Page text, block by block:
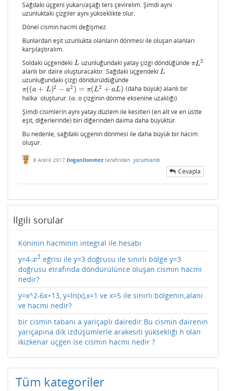
Sağdaki üçgeni yukarı/aşağı ters çevirelim. Şimdi aynı
uzunluktaki çizgiler aynı yükseklikte olur.
Dönel cismin hacmi değişmez.
Bunlardan eşit uzunlukta olanların dönmesi ile oluşan alanları
karşılaştıralım.
Soldaki üçgendeki L
L uzunluğundaki yatay çizgi döndüğünde πL2
πL2
alanlı bir daire oluşturacaktır. Sağdaki üçgendeki L
L
uzunluğundaki çizgi döndürüldüğünde
π((a + L)2 − a2 ) = π(L2 + aL)
π((a+ L)2 −a2 =π (L2+ aL
(daha büyük) alanlı bir
halka oluşturur. (a
a: o çizginin dönme eksenine uzaklığı)
Şimdi cisimlerin aynı yatay düzlem ile kesitleri (en alt ve en üstte
eşit, diğerlerinde) biri diğerinden daima daha büyüktür.
Bu nedenle, sağdaki üçgenin dönmesi ile daha büyük bir hacim
oluşur.
8 Aralık 2017 DoganDonmez tarafından yorumlandı
Cevapla
İlgili sorular
Koninin hacminin integral ile hesabı
y=4-x2
x2 eğrisi ile y=3 doğrusu ile sınırlı bölge y=3
doğrusu etrafında döndürülünce oluşan cismin hacmi
nedir?
y=x^2-6x+13, y=ln(x),x=1 ve x=5 ile sınırlı bölgenin;alanı
ve hacmi nedir?
bir cismin tabanı a yariçaplı dairedir.Bu cismin dairenin
yarıçapına dik izdüşümlerle arakesiti yüksekliği h olan
ikizkenar üçgen ise cismin hacmi nedir ?
Tüm kategoriler